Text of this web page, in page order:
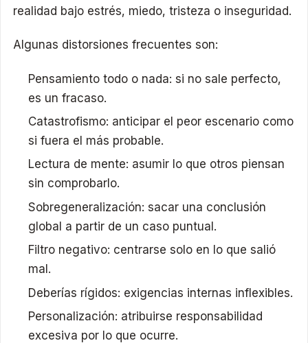
realidad bajo estrés, miedo, tristeza o inseguridad.
Algunas distorsiones frecuentes son:
Pensamiento todo o nada: si no sale perfecto,
es un fracaso.
Catastrofismo: anticipar el peor escenario como
si fuera el más probable.
Lectura de mente: asumir lo que otros piensan
sin comprobarlo.
Sobregeneralización: sacar una conclusión
global a partir de un caso puntual.
Filtro negativo: centrarse solo en lo que salió
mal.
Deberías rígidos: exigencias internas inflexibles.
Personalización: atribuirse responsabilidad
excesiva por lo que ocurre.